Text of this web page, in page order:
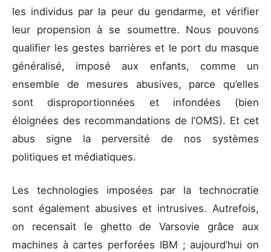
les individus par la peur du gendarme, et vérifier
leur propension à se soumettre. Nous pouvons
qualifier les gestes barrières et le port du masque
généralisé, imposé aux enfants, comme un
ensemble de mesures abusives, parce qu’elles
sont disproportionnées et infondées (bien
éloignées des recommandations de l’OMS). Et cet
abus signe la perversité de nos systèmes
politiques et médiatiques.
Les technologies imposées par la technocratie
sont également abusives et intrusives. Autrefois,
on recensait le ghetto de Varsovie grâce aux
machines à cartes perforées IBM ; aujourd’hui on